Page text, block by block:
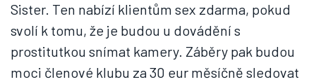
Sister. Ten nabízí klientům sex zdarma, pokud
svolí k tomu, že je budou u dovádění s
prostitutkou snímat kamery. Záběry pak budou
moci členové klubu za 30 eur měsíčně sledovat